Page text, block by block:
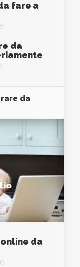
fare a
da
da
da